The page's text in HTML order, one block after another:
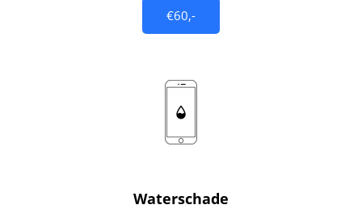
€60,-
Waterschade